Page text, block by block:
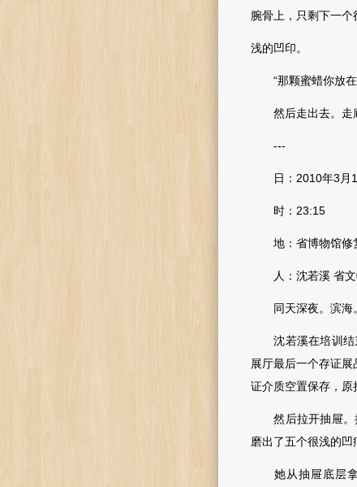
腕骨上，只剩下一
浅的凹印。
“那颗蜜蜡你放在
然后走出去。走廊
---
日：2010年3月
时：23:15
地：省博物馆修
人：沈若溪 省文
同天深夜。滨海
沈若溪在培训结束
展厅最后一个存证
证介质空置保存，原
然后拉开抽屉。把
磨出了五个很浅的
她从抽屉底层拿